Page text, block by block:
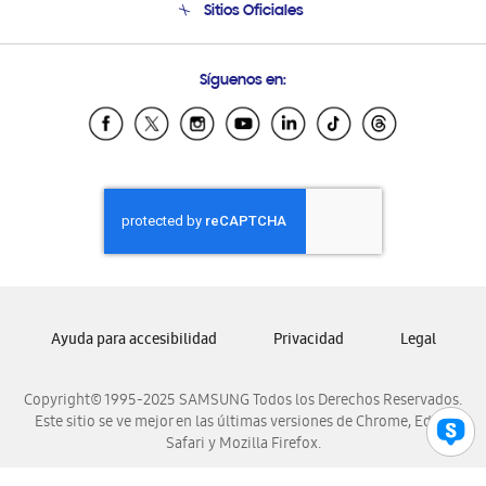
Soporte vía eMail
Sitios Oficiales
Samsung Ecuador
Samsung El Salvador
Samsung Honduras
Samsung Nicaragua
Samsung Panamá
Samsung Venezuela
Síguenos en:
Copyright© 1995-2025 SAMSUNG Todos los Derechos Reservados.
Este sitio se ve mejor en las últimas versiones de Chrome, Edge,
Safari y Mozilla Firefox.
Ayuda para accesibilidad Privacidad Legal